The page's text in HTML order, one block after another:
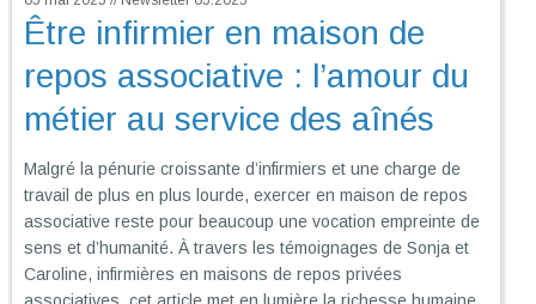
Être infirmier en maison de
repos associative : l’amour du
métier au service des aînés
Malgré la pénurie croissante d’infirmiers et une charge de
travail de plus en plus lourde, exercer en maison de repos
associative reste pour beaucoup une vocation empreinte de
sens et d’humanité. À travers les témoignages de Sonja et
Caroline, infirmières en maisons de repos privées